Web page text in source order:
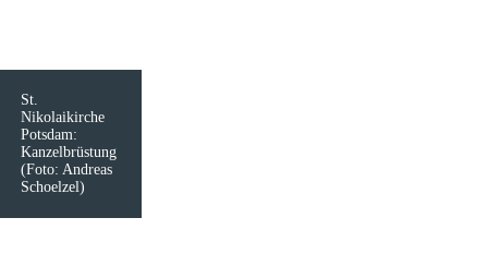
St.
Nikolaikirche
Potsdam:
Kanzelbrüstung
(Foto: Andreas
Schoelzel)